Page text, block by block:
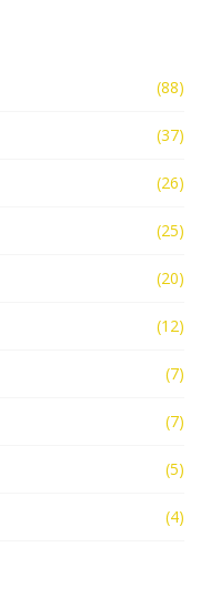
(88)
(37)
(26)
(25)
(20)
(12)
(7)
(7)
(5)
(4)